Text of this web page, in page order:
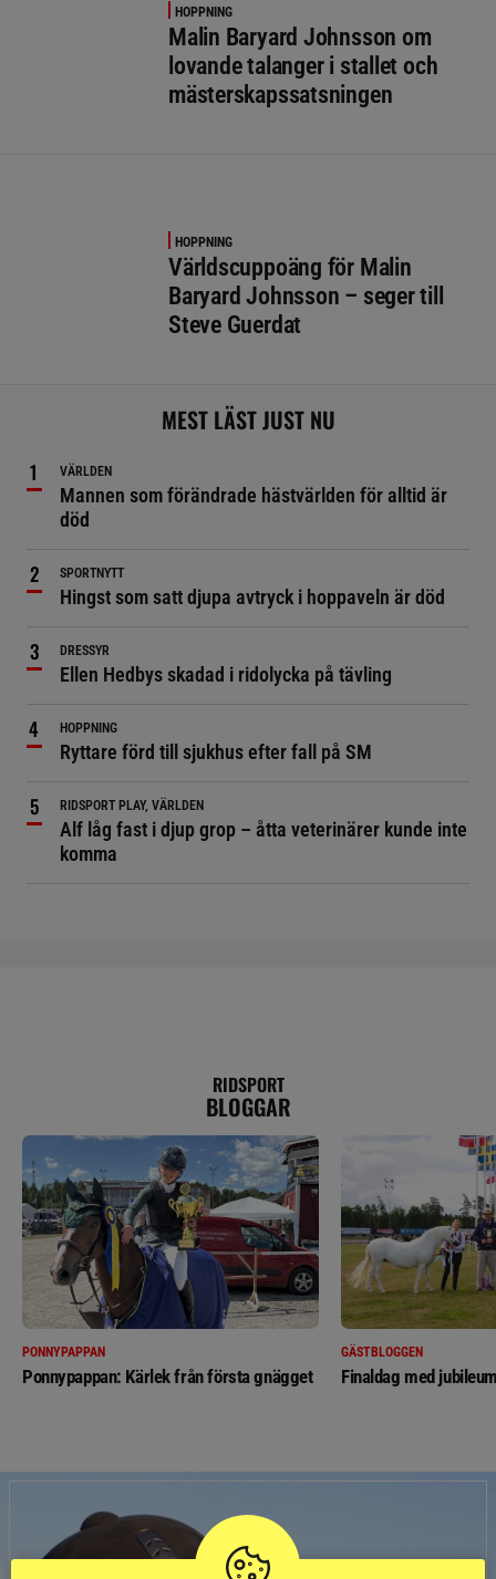
HOPPNING
Malin Baryard Johnsson om
lovande talanger i stallet och
mästerskapssatsningen
HOPPNING
Världscuppoäng för Malin
Baryard Johnsson – seger till
Steve Guerdat
MEST LÄST JUST NU
VÄRLDEN
Mannen som förändrade hästvärlden för alltid är
död
SPORTNYTT
Hingst som satt djupa avtryck i hoppaveln är död
DRESSYR
Ellen Hedbys skadad i ridolycka på tävling
HOPPNING
Ryttare förd till sjukhus efter fall på SM
RIDSPORT PLAY, VÄRLDEN
Alf låg fast i djup grop – åtta veterinärer kunde inte
komma
RIDSPORT
BLOGGAR
PONNYPAPPAN
Ponnypappan: Kärlek från första gnägget
GÄSTBLOGGEN
Finaldag med